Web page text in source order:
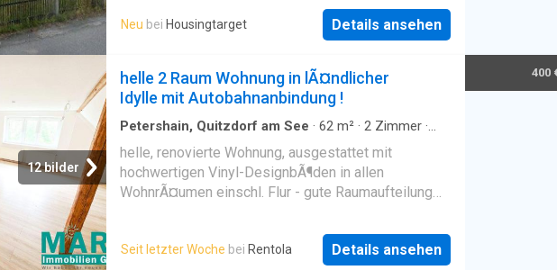
Neu bei Housingtarget Details ansehen
12 bilder
helle 2 Raum Wohnung in lÃ¤ndlicher
Idylle mit Autobahnanbindung !
Petershain, Quitzdorf am See · 62 m² · 2 Zimmer ·
helle, renovierte Wohnung, ausgestattet mit
hochwertigen Vinyl-DesignbÃ¶den in allen
WohnrÃ¤umen einschl. Flur - gute Raumaufteilung
(Fliesenboden) - das Bad ist mit Badewanne +
Fenster mit Waschmaschinenanschluss zur
Seit letzter Woche bei Rentola Details ansehen
400